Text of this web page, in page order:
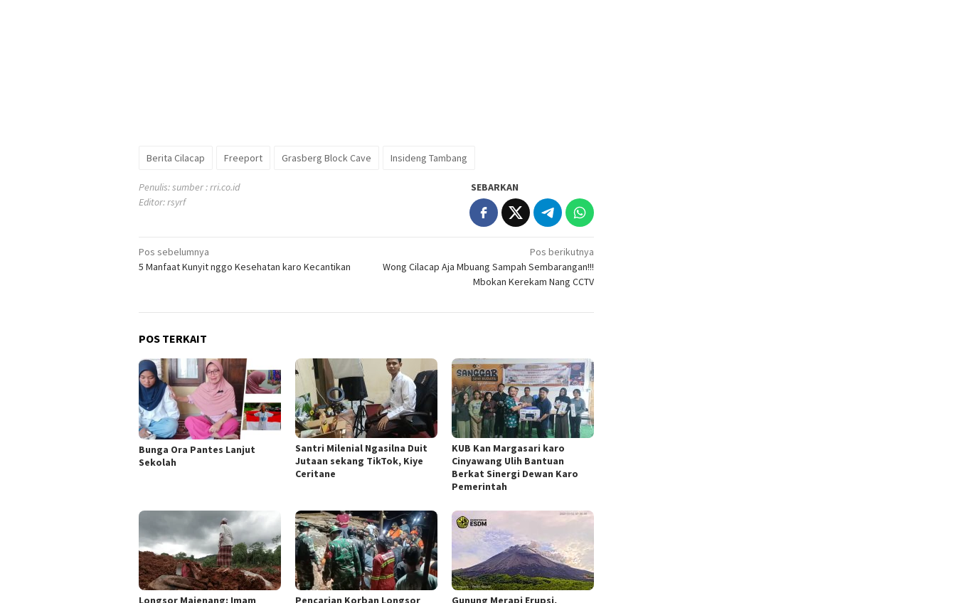
Berita Cilacap Freeport Grasberg Block Cave Insideng Tambang
Penulis: sumber : rri.co.id
Editor: rsyrf
SEBARKAN
Navigasi
pos
Pos sebelumnya
5 Manfaat Kunyit nggo Kesehatan karo Kecantikan
Pos berikutnya
Wong Cilacap Aja Mbuang Sampah Sembarangan!!!
Mbokan Kerekam Nang CCTV
POS TERKAIT
Bunga Ora Pantes Lanjut
Sekolah
Santri Milenial Ngasilna Duit
Jutaan sekang TikTok, Kiye
Ceritane
KUB Kan Margasari karo
Cinyawang Ulih Bantuan
Berkat Sinergi Dewan Karo
Pemerintah
Longsor Majenang: Imam Pencarian Korban Longsor Gunung Merapi Erupsi,